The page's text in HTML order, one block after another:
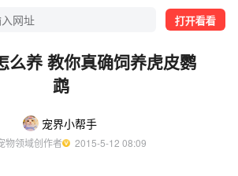
打开看看
么养 教你真确饲养虎皮鹦
鹉
宠界小帮手
物领域创作者
  2015-5-12 08:09